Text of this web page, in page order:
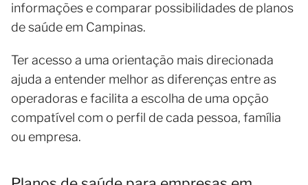
informações e comparar possibilidades de planos
de saúde em Campinas.
Ter acesso a uma orientação mais direcionada
ajuda a entender melhor as diferenças entre as
operadoras e facilita a escolha de uma opção
compatível com o perfil de cada pessoa, família
ou empresa.